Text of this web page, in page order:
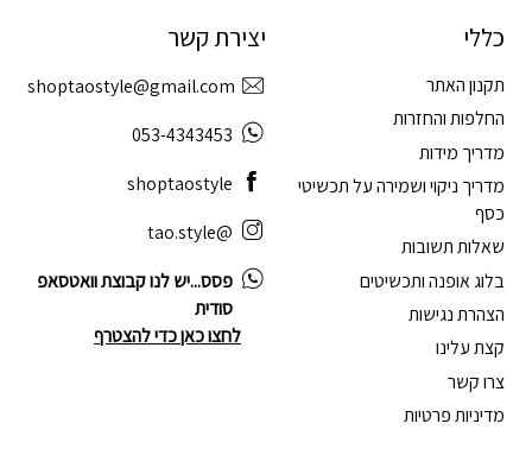
כללי
תקנון האתר
החלפות והחזרות
מדריך מידות
מדריך ניקוי ושמירה על תכשיטי
כסף
שאלות תשובות
בלוג אופנה ותכשיטים
הצהרת נגישות
קצת עלינו
צרו קשר
מדיניות פרטיות
יצירת קשר
shoptaostyle@gmail.com
053-4343453
shoptaostyle
@tao.style
פסס...יש לנו קבוצת וואטסאפ
סודית
לחצו כאן כדי להצטרף